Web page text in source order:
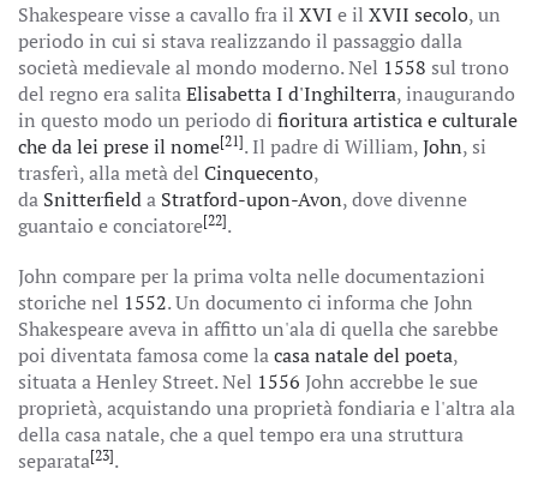
Shakespeare visse a cavallo fra il XVI e il XVII secolo, un
periodo in cui si stava realizzando il passaggio dalla
società medievale al mondo moderno. Nel 1558 sul trono
del regno era salitaElisabetta I d'Inghilterra, inaugurando
in questo modo un periodo di fioritura artistica e culturale
che da lei prese il nome[21]. Il padre di William,John, si
trasferì, alla metà del Cinquecento,
da Snitterfielda Stratford-upon-Avon, dove divenne
guantaio e conciatore[22].
John compare per la prima volta nelle documentazioni
storiche nel 1552. Un documento ci informa che John
Shakespeare aveva in affitto un'ala di quella che sarebbe
poi diventata famosa come lacasa natale del poeta,
situata a Henley Street. Nel 1556 John accrebbe le sue
proprietà, acquistando una proprietà fondiaria e l'altra ala
della casa natale, che a quel tempo era una struttura
separata[23].